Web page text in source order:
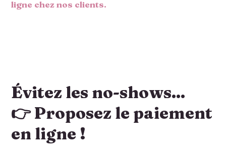
ligne chez nos clients.
Évitez les no-shows...
👉 Proposez le paiement
en ligne !